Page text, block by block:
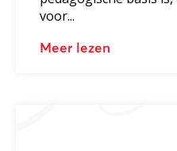
voor...
Meer lezen